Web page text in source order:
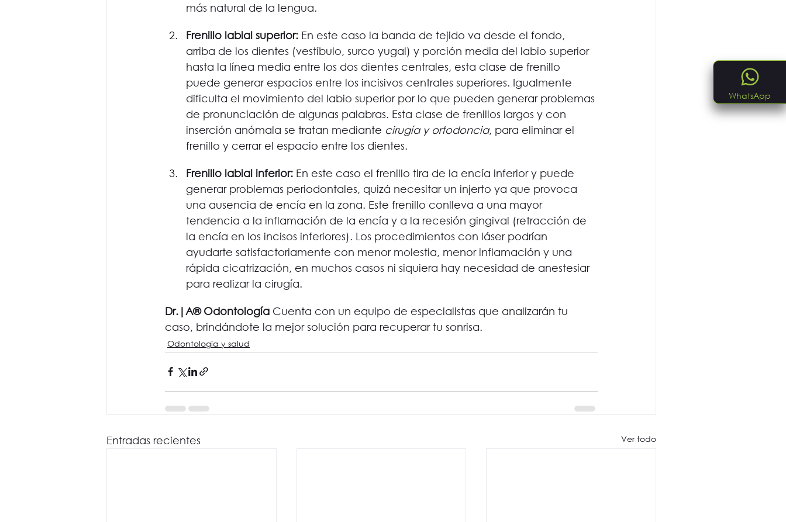
WhatsApp
más natural de la lengua.
Frenillo labial superior: En este caso la banda de tejido va desde el fondo,
arriba de los dientes (vestíbulo, surco yugal) y porción media del labio superior
hasta la línea media entre los dos dientes centrales, esta clase de frenillo
puede generar espacios entre los incisivos centrales superiores. Igualmente
dificulta el movimiento del labio superior por lo que pueden generar problemas
de pronunciación de algunas palabras. Esta clase de frenillos largos y con
inserción anómala se tratan mediante cirugía y ortodoncia, para eliminar el
frenillo y cerrar el espacio entre los dientes.
Frenillo labial inferior: En este caso el frenillo tira de la encía inferior y puede
generar problemas periodontales, quizá necesitar un injerto ya que provoca
una ausencia de encía en la zona. Este frenillo conlleva a una mayor
tendencia a la inflamación de la encía y a la recesión gingival (retracción de
la encía en los incisos inferiores). Los procedimientos con láser podrían
ayudarte satisfactoriamente con menor molestia, menor inflamación y una
rápida cicatrización, en muchos casos ni siquiera hay necesidad de anestesiar
para realizar la cirugía.
Dr.|A® Odontología Cuenta con un equipo de especialistas que analizarán tu
caso, brindándote la mejor solución para recuperar tu sonrisa.
Odontología y salud
Entradas recientes Ver todo